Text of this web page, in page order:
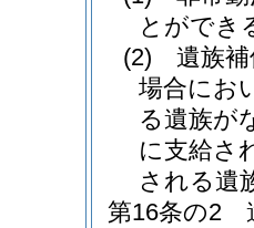
とができ
(2)
遺族
場合にお
る遺族が
に支給さ
される遺
第16条の2